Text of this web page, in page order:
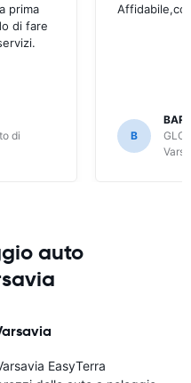
prima
di fare
di
B
auto
EasyTerra